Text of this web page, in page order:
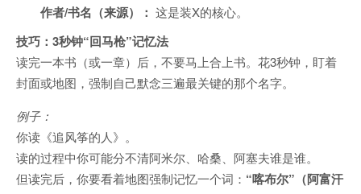
作者/书名（来源）： 这是装X的核心。
技巧：3秒钟“回马枪”记忆法
读完一本书（或一章）后，不要马上合上书。花3秒钟，盯着
封面或地图，强制自己默念三遍最关键的那个名字。
例子：
你读《追风筝的人》。
读的过程中你可能分不清阿米尔、哈桑、阿塞夫谁是谁。
但读完后，你要看着地图强制记忆一个词： “喀布尔”（阿富汗